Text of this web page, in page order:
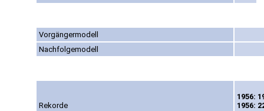
Vorgängermodell
Nachfolgemodell
Rekorde
1956:
1956: